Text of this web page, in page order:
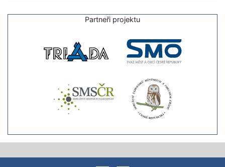
Partneři projektu